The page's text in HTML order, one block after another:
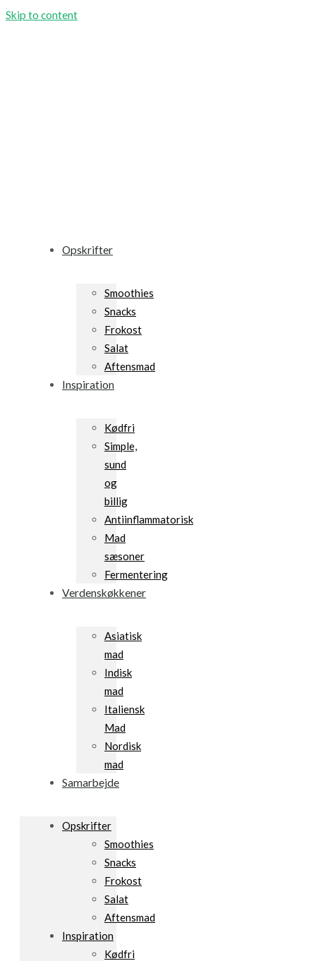
Skip to content
Opskrifter
Smoothies
Snacks
Frokost
Salat
Aftensmad
Inspiration
Kødfri
Simple,
sund
og
billig
Antiinflammatorisk
Mad
sæsoner
Fermentering
Verdenskøkkener
Asiatisk
mad
Indisk
mad
Italiensk
Mad
Nordisk
mad
Samarbejde
Opskrifter
Smoothies
Snacks
Frokost
Salat
Aftensmad
Inspiration
Kødfri